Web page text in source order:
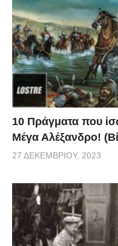
10 Πράγματα που
Μέγα Αλέξανδρο!
27 ΔΕΚΕΜΒΡΊΟΥ, 2023